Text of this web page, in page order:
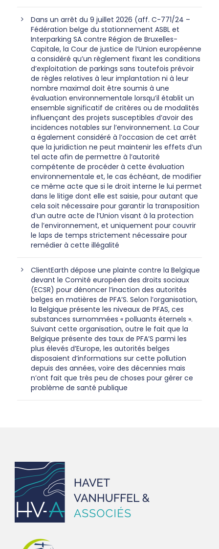
Dans un arrêt du 9 juillet 2026 (aff. C-771/24 –
Fédération belge du stationnement ASBL et
Interparking SA contre Région de Bruxelles-
Capitale, la Cour de justice de l’Union européenne
a considéré qu’un règlement fixant les conditions
d’exploitation de parkings sans toutefois prévoir
de règles relatives à leur implantation ni à leur
nombre maximal doit être soumis à une
évaluation environnementale lorsqu’il établit un
ensemble significatif de critères ou de modalités
influençant des projets susceptibles d’avoir des
incidences notables sur l’environnement. La Cour
a également considéré à l’occasion de cet arrêt
que la juridiction ne peut maintenir les effets d’un
tel acte afin de permettre à l’autorité
compétente de procéder à cette évaluation
environnementale et, le cas échéant, de modifier
ce même acte que si le droit interne le lui permet
dans le litige dont elle est saisie, pour autant que
cela soit nécessaire pour garantir la transposition
d’un autre acte de l’Union visant à la protection
de l’environnement, et uniquement pour couvrir
le laps de temps strictement nécessaire pour
remédier à cette illégalité
ClientEarth dépose une plainte contre la Belgique
devant le Comité européen des droits sociaux
(ECSR) pour dénoncer l’inaction des autorités
belges en matières de PFA’S. Selon l’organisation,
la Belgique présente les niveaux de PFAS, ces
substances surnommées « polluants éternels ».
Suivant cette organisation, outre le fait que la
Belgique présente des taux de PFA’S parmi les
plus élevés d’Europe, les autorités belges
disposaient d’informations sur cette pollution
depuis des années, voire des décennies mais
n’ont fait que très peu de choses pour gérer ce
problème de santé publique